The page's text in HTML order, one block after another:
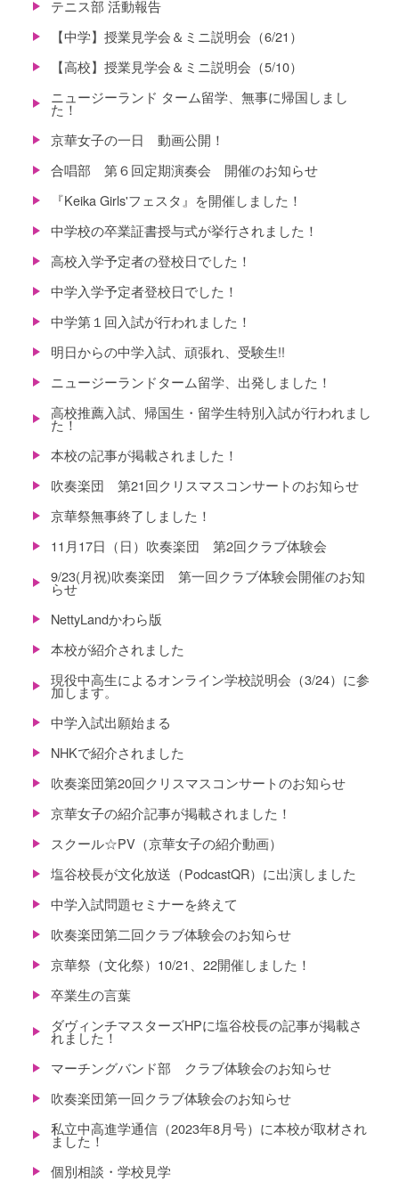
テニス部 活動報告
【中学】授業見学会＆ミニ説明会（6/21）
【高校】授業見学会＆ミニ説明会（5/10）
ニュージーランド ターム留学、無事に帰国しまし
た！
京華女子の一日 動画公開！
合唱部 第６回定期演奏会 開催のお知らせ
『Keika Girls'フェスタ』を開催しました！
中学校の卒業証書授与式が挙行されました！
高校入学予定者の登校日でした！
中学入学予定者登校日でした！
中学第１回入試が行われました！
明日からの中学入試、頑張れ、受験生!!
ニュージーランドターム留学、出発しました！
高校推薦入試、帰国生・留学生特別入試が行われまし
た！
本校の記事が掲載されました！
吹奏楽団 第21回クリスマスコンサートのお知らせ
京華祭無事終了しました！
11月17日（日）吹奏楽団 第2回クラブ体験会
9/23(月祝)吹奏楽団 第一回クラブ体験会開催のお知
らせ
NettyLandかわら版
本校が紹介されました
現役中高生によるオンライン学校説明会（3/24）に参
加します。
中学入試出願始まる
NHKで紹介されました
吹奏楽団第20回クリスマスコンサートのお知らせ
京華女子の紹介記事が掲載されました！
スクール☆PV（京華女子の紹介動画）
塩谷校長が文化放送（PodcastQR）に出演しました
中学入試問題セミナーを終えて
吹奏楽団第二回クラブ体験会のお知らせ
京華祭（文化祭）10/21、22開催しました！
卒業生の言葉
ダヴィンチマスターズHPに塩谷校長の記事が掲載さ
れました！
マーチングバンド部 クラブ体験会のお知らせ
吹奏楽団第一回クラブ体験会のお知らせ
私立中高進学通信（2023年8月号）に本校が取材され
ました！
個別相談・学校見学